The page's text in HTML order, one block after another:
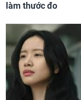
làm thước đo